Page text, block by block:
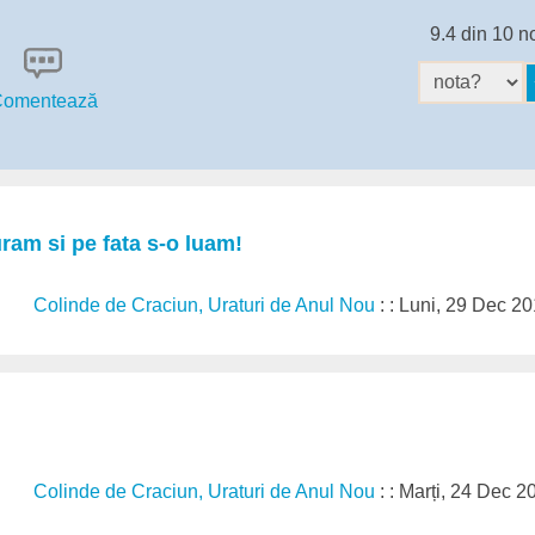
9.4 din 10
si pe fata s-o luam!
Colinde de Craciun, Uraturi de Anul Nou : : Luni, 29 Dec
Colinde de Craciun, Uraturi de Anul Nou : : Marți, 24 Dec